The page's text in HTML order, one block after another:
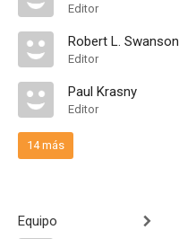
Editor
Robert L. Swanson
Editor
Paul Krasny
Editor
14 más
Equipo